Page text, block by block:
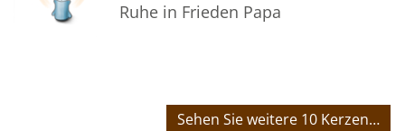
Ruhe in Frieden Papa
Sehen Sie weitere 10 Kerzen…